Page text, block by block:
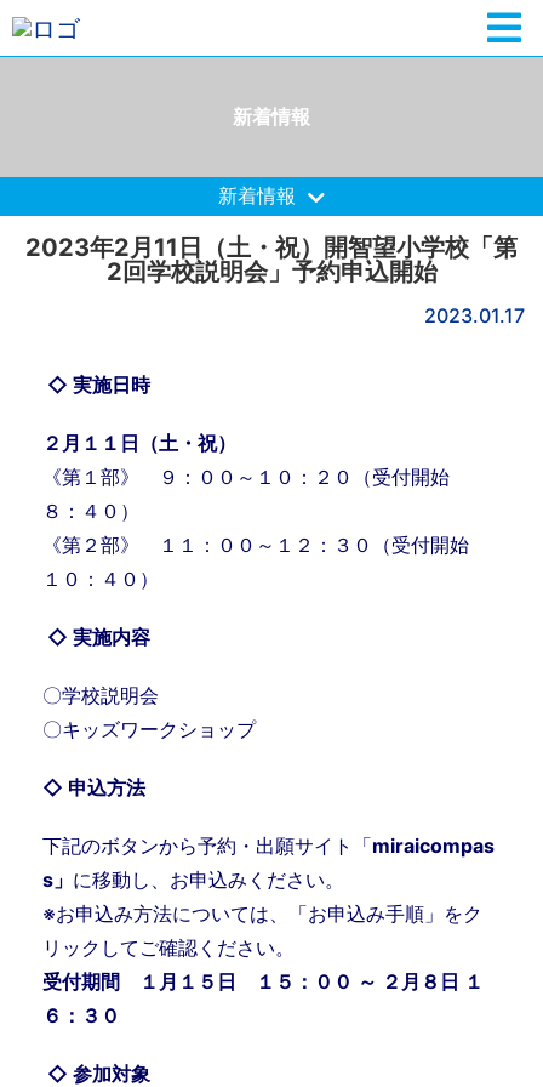
新着情報
新着情報
2023年2月11日（土・祝）開智望小学校「第
2回学校説明会」予約申込開始
2023.01.17
◇ 実施日時
２月１１ 日（土・祝）
《第１部》 ９：００～１０：２０（受付開始
８：４０）
《第２部》 １１：００～１２：３０（受付開始
１０：４０ ）
◇ 実施内容
〇学校説明会
〇キッズワークショップ
◇ 申込方法
下記のボタンから予約・出願サイト「miraicompas
s」 に移動し、お申込みください。
※お申込み方法については、「お申込み手順」をク
リックしてご確認ください。
受付期間 １月１５日 １５：００ ～ ２月８日 １
６：３０
◇ 参加対象